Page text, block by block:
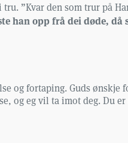
”Kvar den som trur på
han opp frå dei døde,
og fortaping. Guds ønskje
og eg vil ta imot deg. Du